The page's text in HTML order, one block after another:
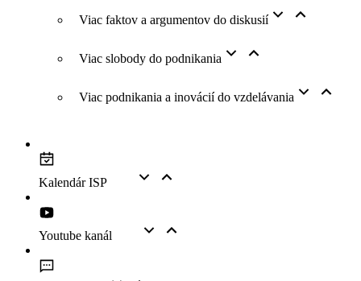
Viac faktov a argumentov do diskusií
Viac slobody do podnikania
Viac podnikania a inovácií do vzdelávania
Kalendár ISP
Youtube kanál